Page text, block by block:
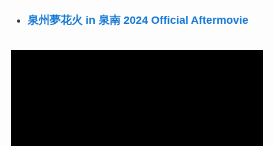
泉州夢花火 in 泉南 2024 Official Aftermovie